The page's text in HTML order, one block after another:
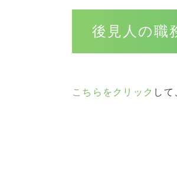
後見人の職
こちらをクリック し